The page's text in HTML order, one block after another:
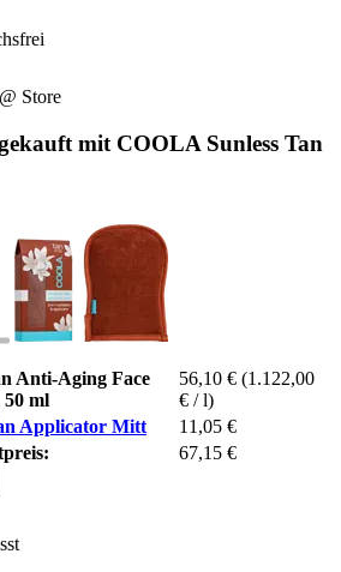
Store
mit COOLA Sunless Tan
Anti-Aging Face
50 ml
56,10 € (1.122,00
€ / l)
Applicator Mitt
11,05 €
67,15 €